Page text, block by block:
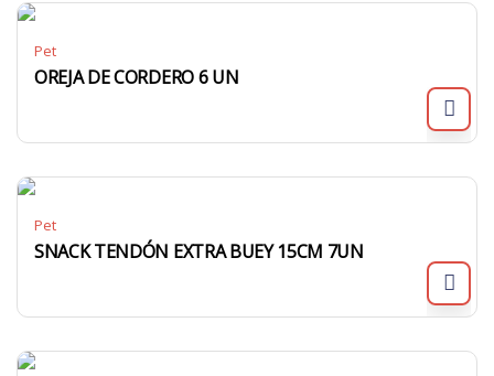
Pet
OREJA DE CORDERO 6 UN
Pet
SNACK TENDÓN EXTRA BUEY 15CM 7UN